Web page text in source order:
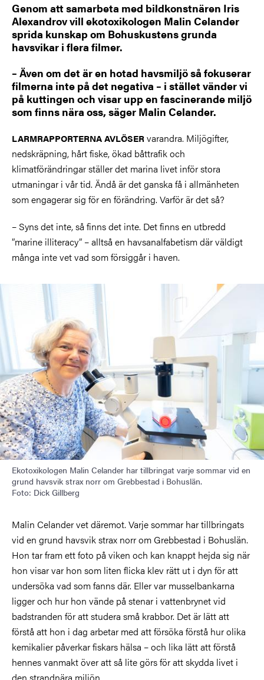
Genom att samarbeta med bildkonstnären Iris
Alexandrov vill ekotoxikologen Malin Celander
sprida kunskap om Bohuskustens grunda
havsvikar i flera filmer.
– Även om det är en hotad havsmiljö så fokuserar
filmerna inte på det negativa – i stället vänder vi
på kuttingen och visar upp en fascinerande miljö
som finns nära oss, säger Malin Celander.
LARMRAPPORTERNA AVLÖSERvarandra. Miljögifter,
nedskräpning, hårt fiske, ökad båttrafik och
klimatförändringar ställer det marina livet inför stora
utmaningar i vår tid. Ändå är det ganska få i allmänheten
som engagerar sig för en förändring. Varför är det så?
– Syns det inte, så finns det inte. Det finns en utbredd
”marine illiteracy” – alltså en havsanalfabetism där väldigt
många inte vet vad som försiggår i haven.
Bild
Ekotoxikologen Malin Celander har tillbringat varje sommar vid en
grund havsvik strax norr om Grebbestad i Bohuslän.
Foto: Dick Gillberg
Malin Celander vet däremot. Varje sommar har tillbringats
vid en grund havsvik strax norr om Grebbestad i Bohuslän.
Hon tar fram ett foto på viken och kan knappt hejda sig när
hon visar var hon som liten flicka klev rätt ut i dyn för att
undersöka vad som fanns där. Eller var musselbankarna
ligger och hur hon vände på stenar i vattenbrynet vid
badstranden för att studera små krabbor. Det är lätt att
förstå att hon i dag arbetar med att försöka förstå hur olika
kemikalier påverkar fiskars hälsa – och lika lätt att förstå
hennes vanmakt över att så lite görs för att skydda livet i
den strandnära miljön.